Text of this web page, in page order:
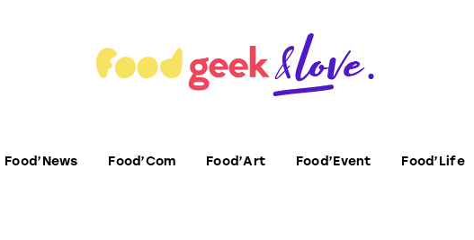
Food’News Food’Com Food’Art Food’Event Food’Life